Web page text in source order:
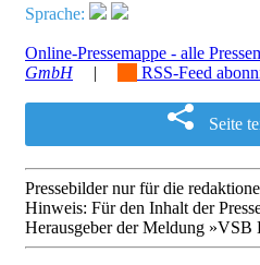
Sprache:
Online-Pressemappe - alle
GmbH
| RSS-Feed
Seite
Pressebilder nur für die
Hinweis: Für den Inhalt der
Herausgeber der Meldung